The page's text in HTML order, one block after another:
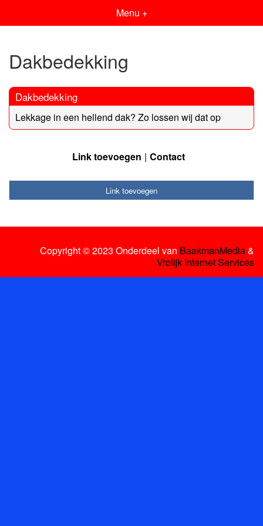
Menu +
Dakbedekking
Dakbedekking
Lekkage in een hellend dak? Zo lossen wij dat op
Link toevoegen Contact
Link toevoegen
Copyright © 2023 Onderdeel van BaakmanMedia&
Vrolijk Internet Services